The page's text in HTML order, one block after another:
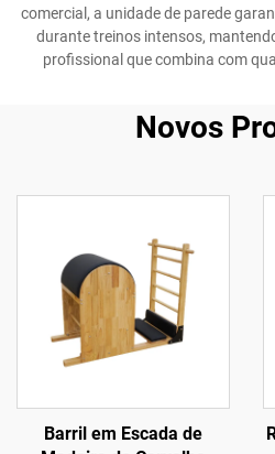
comercial, a unidade de parede
durante treinos intensos,
profissional que combina com
Novos
Barril em Escada de